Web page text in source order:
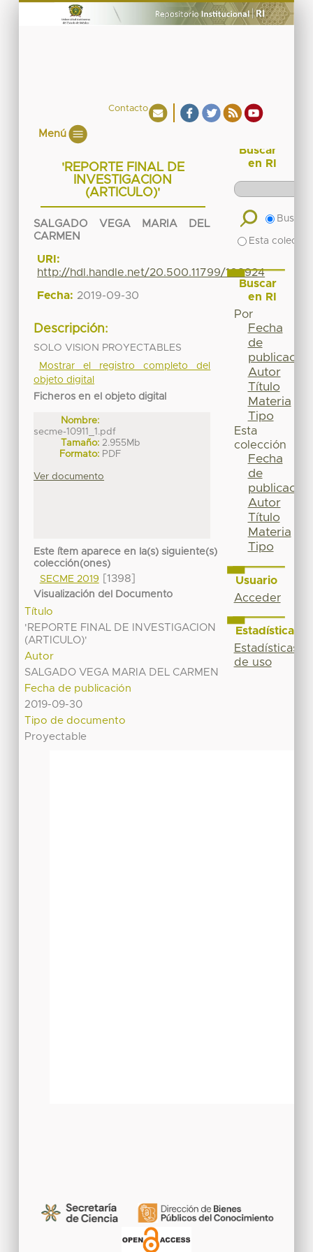
Contacto
Menú
'REPORTE FINAL DE
INVESTIGACION
(ARTICULO)'
SALGADO VEGA MARIA DEL
CARMEN
URI:
http://hdl.handle.net/20.500.11799/108924
Fecha: 2019-09-30
Descripción:
SOLO VISION PROYECTABLES
Mostrar el registro completo del
objeto digital
Ficheros en el objeto digital
Nombre:
secme-10911_1.pdf
Tamaño: 2.955Mb
Formato: PDF
Ver documento
Este ítem aparece en la(s) siguiente(s)
colección(ones)
SECME 2019
[1398]
Visualización del Documento
Título
'REPORTE FINAL DE INVESTIGACION
(ARTICULO)'
Autor
SALGADO VEGA MARIA DEL CARMEN
Fecha de publicación
2019-09-30
Tipo de documento
Proyectable
Buscar
en RI
Buscar
Esta
Buscar
en RI
Por
Fecha
de
publicación
Autor
Título
Materia
Tipo
Esta
colección
Fecha
de
publicación
Autor
Título
Materia
Tipo
Usuario
Acceder
Estadísticas
Estadísticas
de uso